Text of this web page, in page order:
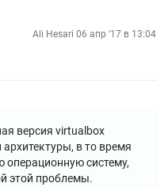
Ali Hesari 06 апр '17 в 13:04
версия virtualbox
в то время
операционную систему,
этой проблемы.